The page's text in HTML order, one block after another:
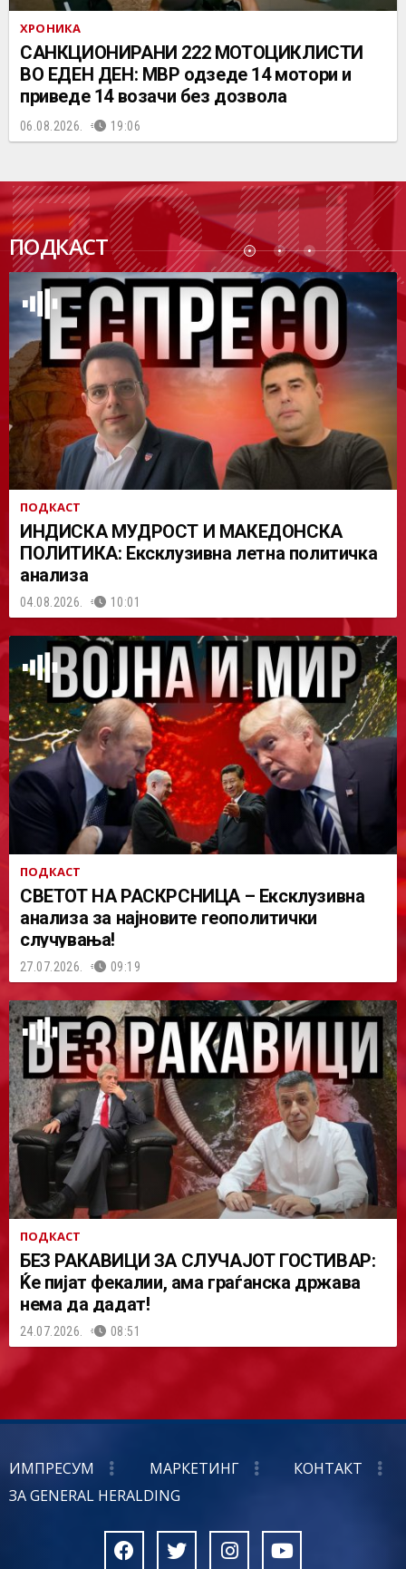
ХРОНИКА
САНКЦИОНИРАНИ 222 МОТОЦИКЛИСТИ
ВО ЕДЕН ДЕН: МВР одзеде 14 мотори и
приведе 14 возачи без дозвола
06.08.2026. 19:06
ПОДКАСТ
ПОДК
АСТ
ПОДКАСТ
ИНДИСКА МУДРОСТ И МАКЕДОНСКА
ПОЛИТИКА: Ексклузивна летна политичка
анализа
04.08.2026. 10:01
ПОДКАСТ
СВЕТОТ НА РАСКРСНИЦА – Ексклузивна
анализа за најновите геополитички
случувања!
27.07.2026. 09:19
ПОДКАСТ
БЕЗ РАКАВИЦИ ЗА СЛУЧАЈОТ ГОСТИВАР:
Ќе пијат фекалии, ама граѓанска држава
нема да дадат!
24.07.2026. 08:51
ИМПРЕСУМ МАРКЕТИНГ
КОНТАКТ
ЗА GENERAL HERALDING